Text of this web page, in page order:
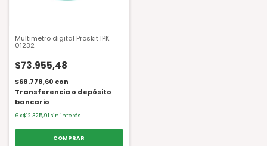
Multimetro digital Proskit IPK
01232
$73.955,48
$68.778,60 con
Transferencia o depósito
bancario
6x$12.325,91 sin interés